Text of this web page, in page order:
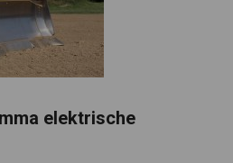
elektrische